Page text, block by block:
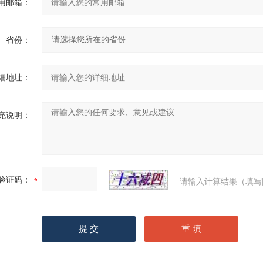
邮箱：
省份：
地址：
说明：
证码： 请输入计算结果（填